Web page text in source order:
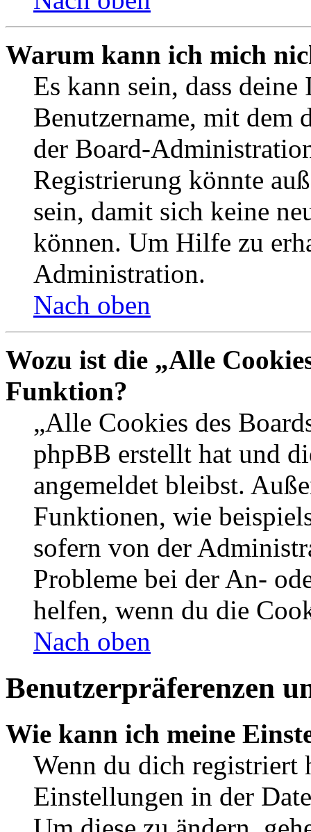
Warum kann ich mich
Es kann sein, dass
Benutzername, mit dem
der Board-
Registrierung könnte
sein, damit sich keine
können. Um Hilfe zu
Administration.
Nach oben
Wozu ist die „Alle
Funktion?
„Alle Cookies des
phpBB erstellt hat und
angemeldet bleibst.
Funktionen, wie
sofern von der
Probleme bei der An-
helfen, wenn du die
Nach oben
Benutzerpräferenzen
Wie kann ich meine
Wenn du dich registriert
Einstellungen in der